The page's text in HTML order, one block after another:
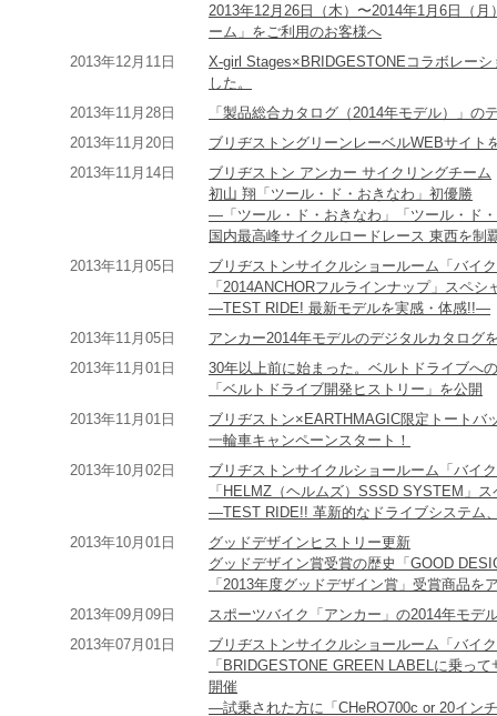
2013年12月26日（木）〜2014年1月6日（
ーム」をご利用のお客様へ
2013年12月11日
X-girl Stages×BRIDGESTONEコラボレー
した。
2013年11月28日
「製品総合カタログ（2014年モデル）」
2013年11月20日
ブリヂストングリーンレーベルWEBサイト
2013年11月14日
ブリヂストン アンカー サイクリングチーム
初山 翔「ツール・ド・おきなわ」初優勝
―「ツール・ド・おきなわ」「ツール・ド
国内最高峰サイクルロードレース 東西を制
2013年11月05日
ブリヂストンサイクルショールーム「バイ
「2014ANCHORフルラインナップ」スペシ
―TEST RIDE! 最新モデルを実感・体感!!―
2013年11月05日
アンカー2014年モデルのデジタルカタログ
2013年11月01日
30年以上前に始まった。ベルトドライブへ
「ベルトドライブ開発ヒストリー」を公開
2013年11月01日
ブリヂストン×EARTHMAGIC限定トートバ
一輪車キャンペーンスタート！
2013年10月02日
ブリヂストンサイクルショールーム「バイ
「HELMZ（ヘルムズ）SSSD SYSTEM」
―TEST RIDE!! 革新的なドライブシステム
2013年10月01日
グッドデザインヒストリー更新
グッドデザイン賞受賞の歴史「GOOD
「2013年度グッドデザイン賞」受賞商品を
2013年09月09日
スポーツバイク「アンカー」の2014年モデ
2013年07月01日
ブリヂストンサイクルショールーム「バイ
「BRIDGESTONE GREEN LABELに乗っ
開催
―試乗された方に「CHeRO700c or 20イン